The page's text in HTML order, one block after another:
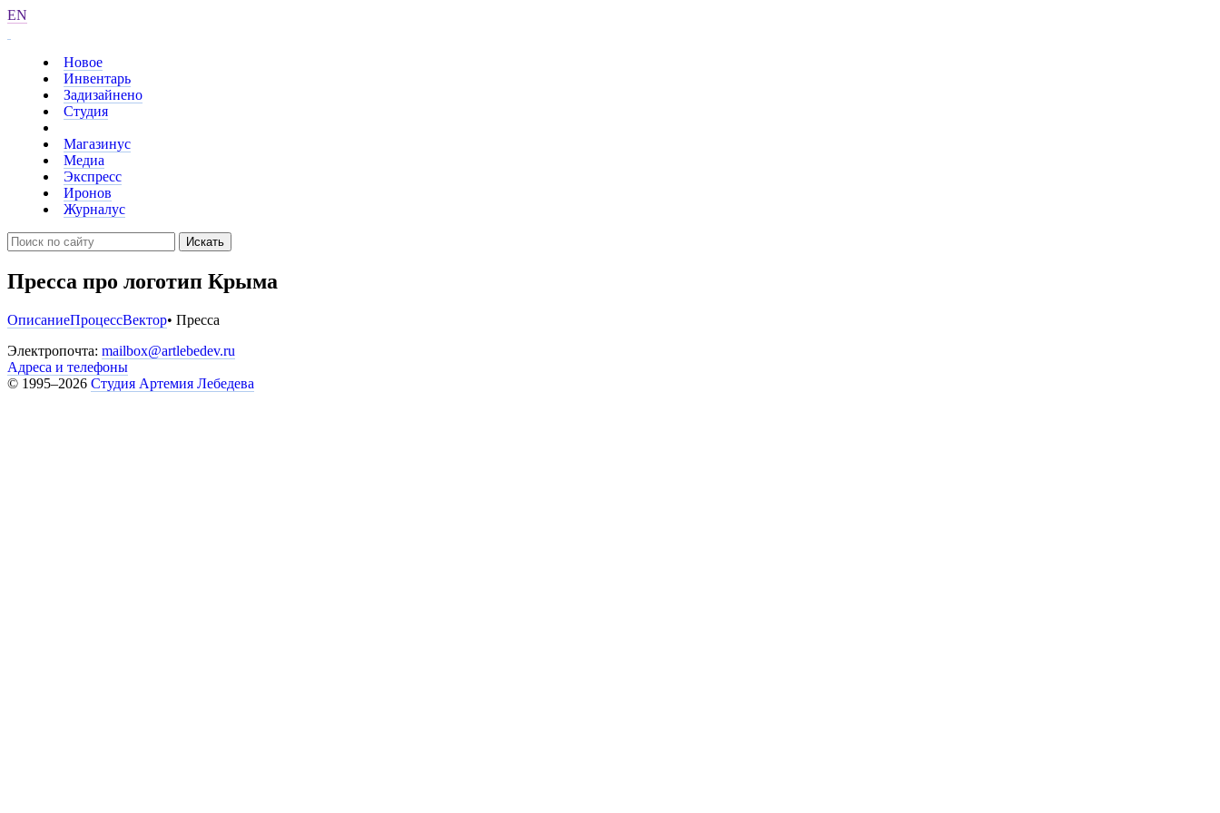
EN
Новое
Инвентарь
Задизайнено
Студия
Магазинус
Медиа
Экспресс
Иронов
Журналус
Искать
Пресса про логотип Крыма
ОписаниеПроцессВектор• Пресса
Электропочта: mailbox@artlebedev.ru
Адреса и телефоны
© 1995–2026 Студия Артемия Лебедева